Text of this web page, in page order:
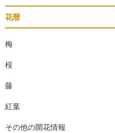
花暦
梅
桜
藤
紅葉
その他の開花情報